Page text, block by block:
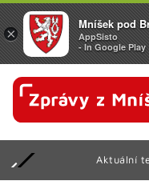
Aktuální
×
Mníšek pod
AppSisto
- In Google Play